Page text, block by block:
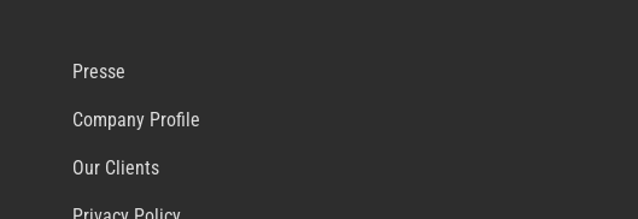
Presse
Company Profile
Our Clients